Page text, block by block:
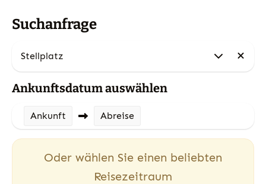
Suchanfrage
Ankunftsdatum auswählen
Ankunft Abreise
Oder wählen Sie einen beliebten
Reisezeitraum